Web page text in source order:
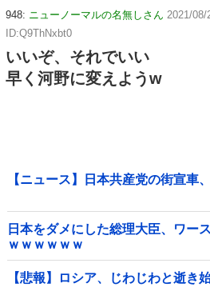
948: ニューノーマルの名無しさん 2021/08/
ID:Q9ThNxbt0
いいぞ、それでいい
早く河野に変えようw
【ニュース】日本共産党の街宣車
日本をダメにした総理大臣、ワー
ｗｗｗｗｗｗ
【悲報】ロシア、じわじわと逝き